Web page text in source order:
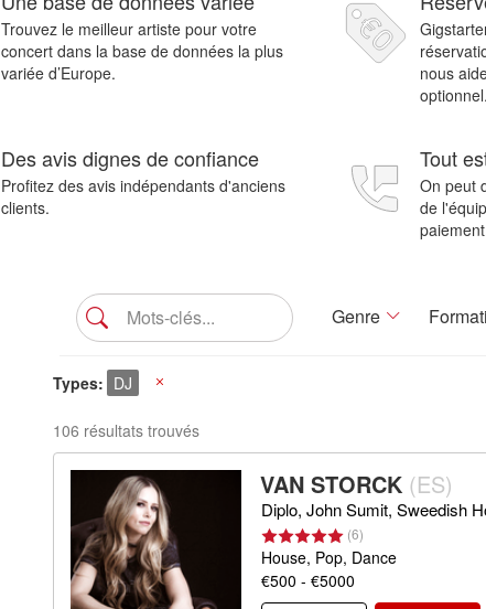
Trouvez le meilleur artiste pour votre
concert dans la base de données la plus
variée d’Europe.
nous
optionnel.
Des avis dignes de confiance
Profitez des avis indépendants d'anciens
clients.
Tout
On peut
de
Genre
Types DJ
106 résultats trouvés
VAN STORCK (ES)
Diplo, John Sumit, Sweedish
(6)
House, Pop, Dance
€500 - €5000